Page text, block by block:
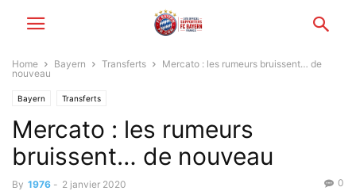
Home Bayern Transferts
Mercato : les rumeurs bruissent… de
nouveau
Bayern Transferts
Mercato : les rumeurs
bruissent… de nouveau
By 1976 - 2 janvier 2020 0